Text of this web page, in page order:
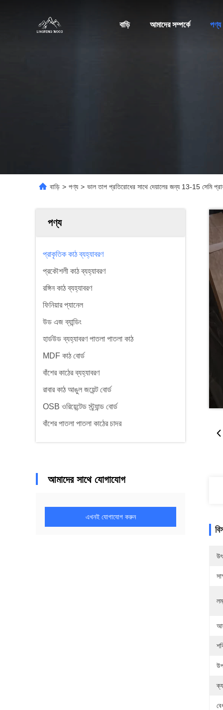
বাড়ি আমাদের সম্পর্কে পণ্য
বাড়ি > পণ্য > ভাল তাপ প্রতিরোধের সাথে দেয়ালের জন্য 13-15 সেমি
পণ্য
প্রাকৃতিক কাঠ ব্যহ্যাবরণ
প্রকৌশলী কাঠ ব্যহ্যাবরণ
রঙ্গিন কাঠ ব্যহ্যাবরণ
ফিনিয়ার প্যানেল
উড এজ ব্যান্ডিং
হার্ডউড ব্যহ্যাবরণ পাতলা পাতলা কাঠ
MDF কাঠ বোর্ড
বাঁশের কাঠের ব্যহ্যাবরণ
রাবার কাঠ আঙুল জয়েন্ট বোর্ড
OSB ওরিয়েন্টেড স্ট্র্যান্ড বোর্ড
বাঁশের পাতলা পাতলা কাঠের চাদর
আমাদের সাথে যোগাযোগ
এখনই যোগাযোগ করুন